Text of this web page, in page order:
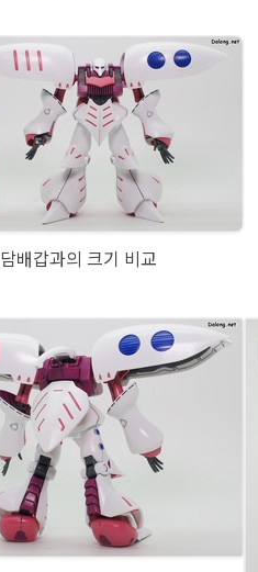
담배갑과의 크기 비교